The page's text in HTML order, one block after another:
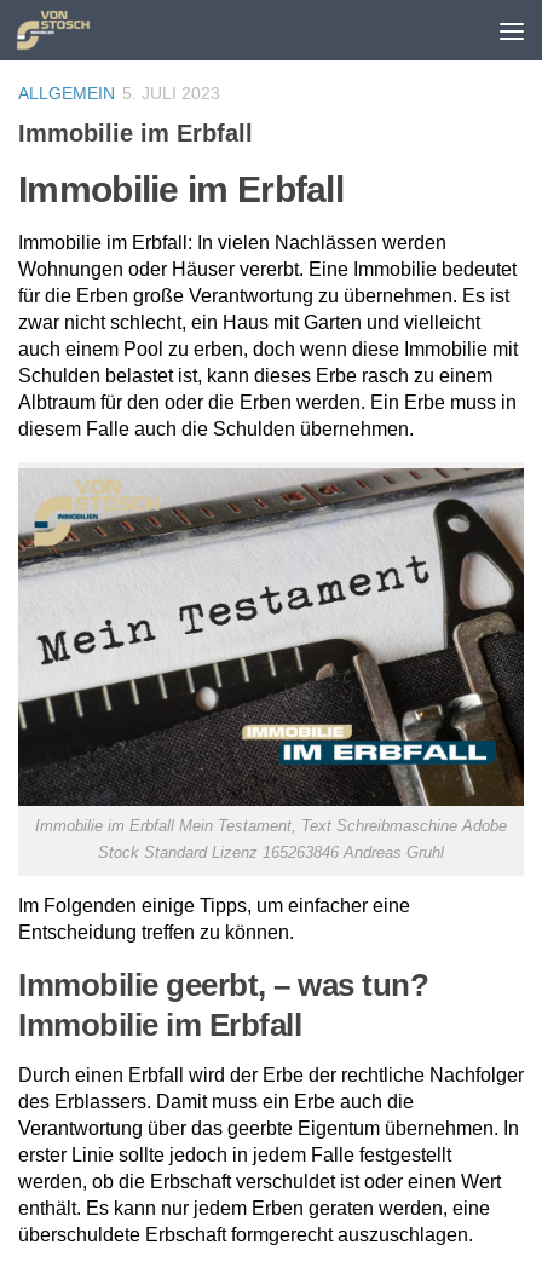
Zum Inhalt springen
ALLGEMEIN 5. JULI 2023
Immobilie im Erbfall
Immobilie im Erbfall
Immobilie im Erbfall: In vielen Nachlässen werden
Wohnungen oder Häuser vererbt. Eine Immobilie bedeutet
für die Erben große Verantwortung zu übernehmen. Es ist
zwar nicht schlecht, ein Haus mit Garten und vielleicht
auch einem Pool zu erben, doch wenn diese Immobilie mit
Schulden belastet ist, kann dieses Erbe rasch zu einem
Albtraum für den oder die Erben werden. Ein Erbe muss in
diesem Falle auch die Schulden übernehmen.
Immobilie im Erbfall Mein Testament, Text Schreibmaschine Adobe
Stock Standard Lizenz 165263846 Andreas Gruhl
Im Folgenden einige Tipps, um einfacher eine
Entscheidung treffen zu können.
Immobilie geerbt, – was tun?
Immobilie im Erbfall
Durch einen Erbfall wird der Erbe der rechtliche Nachfolger
des Erblassers. Damit muss ein Erbe auch die
Verantwortung über das geerbte Eigentum übernehmen. In
erster Linie sollte jedoch in jedem Falle festgestellt
werden, ob die Erbschaft verschuldet ist oder einen Wert
enthält. Es kann nur jedem Erben geraten werden, eine
überschuldete Erbschaft formgerecht auszuschlagen.